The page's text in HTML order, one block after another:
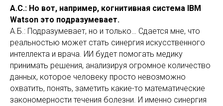
А.С.: Но вот, например, когнитивная система IBM
Watson это подразумевает.
А.Б.: Подразумевает, но и только… Сдается мне, что
реальностью может стать синергия искусственного
интеллекта и врача. ИИ будет помогать медику
принимать решения, анализируя огромное количество
данных, которое человеку просто невозможно
охватить, понять, заметить какие-то математические
закономерности течения болезни. И именно синергия